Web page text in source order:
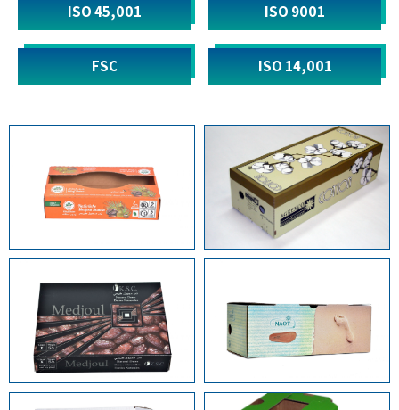
9001 ISO
45,001 ISO
14,001 ISO
FSC